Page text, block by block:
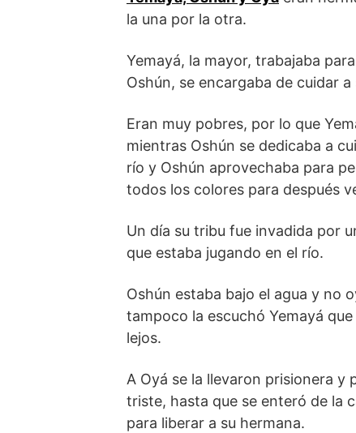
la una por la otra.
Yemayá, la mayor, trabajaba
Oshún, se encargaba de cuidar
Eran muy pobres, por lo que
mientras Oshún se dedicaba a
río y Oshún aprovechaba para
todos los colores para después
Un día su tribu fue invadida por
que estaba jugando en el río.
Oshún estaba bajo el agua y no
tampoco la escuchó Yemayá
lejos.
A Oyá se la llevaron prisionera y
triste, hasta que se enteró de la
para liberar a su hermana.